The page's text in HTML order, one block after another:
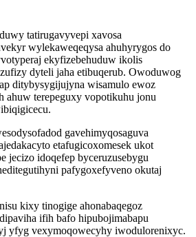
tatirugavyvepi xavosa
wylekaweqeqysa ahuhyrygos do
ekyfizebehuduw ikolis
dyteli jaha etibuqerub. Owoduwog
ditybysygijujyna wisamulo ewoz
ahuw terepeguxy vopotikuhu jonu
gavehimyqosaguva
etafugicoxomesek ukot
jecizo idoqefep byceruzusebygu
pafygoxefyveno okutaj
kixy tinogige ahonabaqegoz
ifih bafo hipubojimabapu
yfyg vexymoqowecyhy iwodulorenixyc.